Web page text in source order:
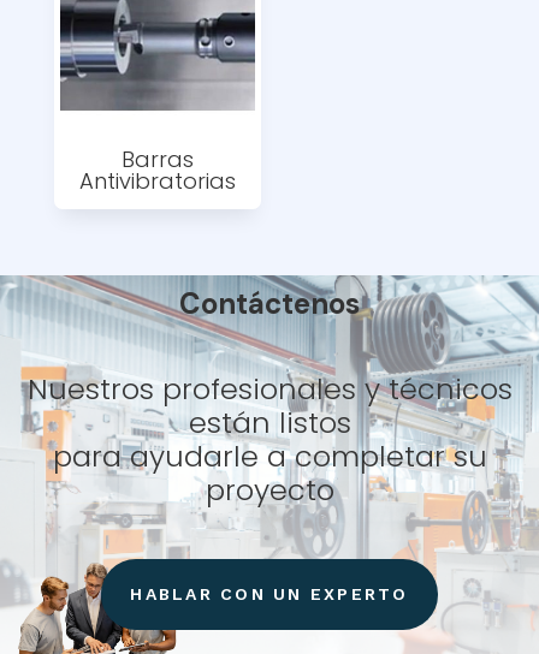
Barras
Antivibratorias
Contáctenos
Nuestros profesionales y técnicos
están listos
para ayudarle a completar su
proyecto
HABLAR CON UN EXPERTO